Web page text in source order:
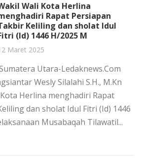
Wali Kota Herlina
Rapat Persiapan
Keliling dan sholat Idul
(Id) 1446 H/2025 M
Maret 2025
Utara-Ledaknews.Com
Wesly Silalahi S.H., M.Kn
Herlina menghadiri Rapat
dan sholat Idul Fitri (Id) 1446
Musabaqah Tilawatil...